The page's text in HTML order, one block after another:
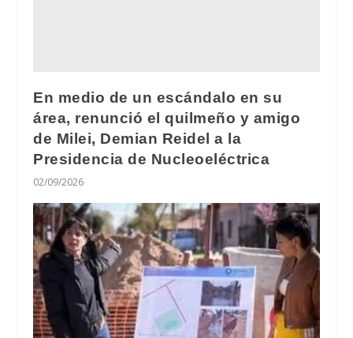
En medio de un escándalo en su
área, renunció el quilmeño y amigo
de Milei, Demian Reidel a la
Presidencia de Nucleoeléctrica
02/09/2026